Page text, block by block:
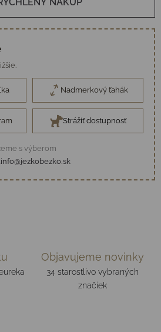
Nadmerkový ťahák
Strážiť dostupnosť
s výberom
info@jezkobezko.sk
Objavujeme novinky
34 starostlivo vybraných
značiek